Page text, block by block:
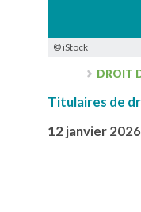
© iStock
DROIT
Titulaires de
12 janvier 2026